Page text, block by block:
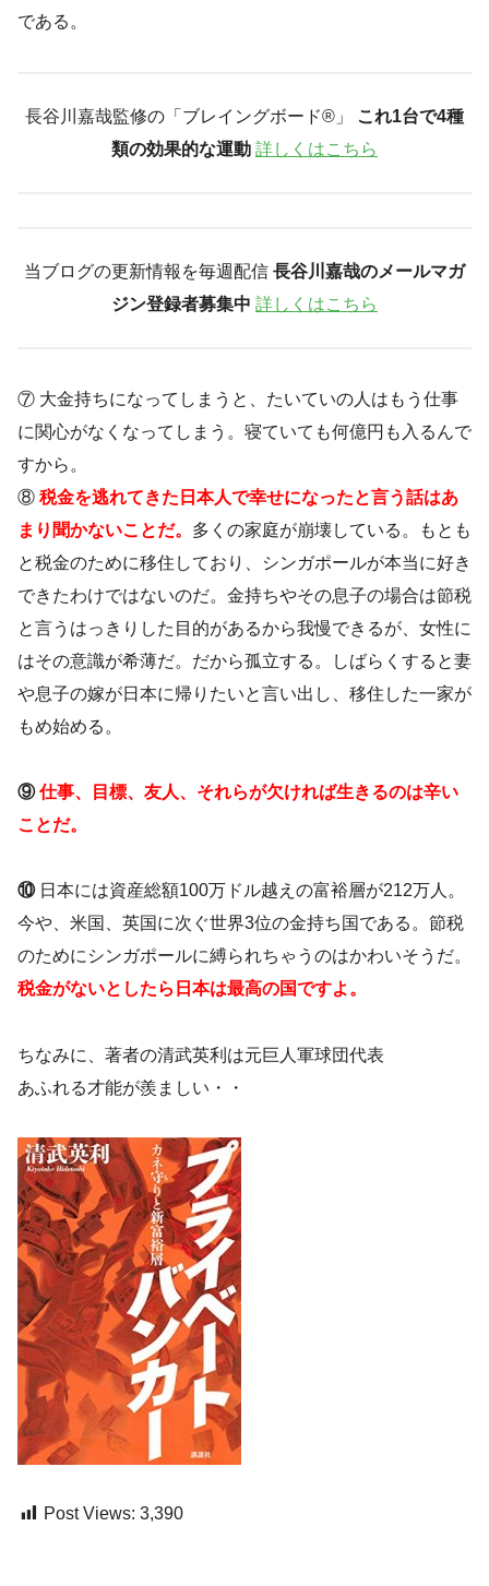
である。
長谷川嘉哉監修の「ブレイングボード®︎」
これ1台で4種
類の効果的な運動 詳しくはこちら
当ブログの更新情報を毎週配信 長谷川嘉哉のメールマガ
ジン登録者募集中 詳しくはこちら
⑦ 大金持ちになってしまうと、たいていの人はもう仕事
に関心がなくなってしまう。寝ていても何億円も入るんで
すから。
⑧ 税金を逃れてきた日本人で幸せになったと言う話はあ
まり聞かないことだ。 多くの家庭が崩壊している。もとも
と税金のために移住しており、シンガポールが本当に好き
できたわけではないのだ。金持ちやその息子の場合は節税
と言うはっきりした目的があるから我慢できるが、女性に
はその意識が希薄だ。だから孤立する。しばらくすると妻
や息子の嫁が日本に帰りたいと言い出し、移住した一家が
もめ始める。
⑨仕事、目標、友人、それらが欠ければ生きるのは辛い
ことだ。
⑩ 日本には資産総額100万ドル越えの富裕層が212万人。
今や、米国、英国に次ぐ世界3位の金持ち国である。節税
のためにシンガポールに縛られちゃうのはかわいそうだ。
税金がないとしたら日本は最高の国ですよ。
ちなみに、著者の清武英利は元巨人軍球団代表
あふれる才能が羨ましい・・
Post Views: 3,390